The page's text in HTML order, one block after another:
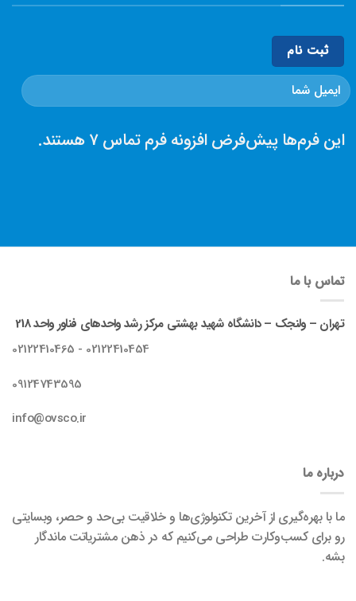
این فرم‌ها پیش‌فرض افزونه فرم تماس 7 هستند.
تماس با ما
تهران – ولنجک – دانشگاه شهید بهشتی مرکز رشد واحدهای فناور واحد 218
02122410454 - 02122410465
09124743595
info@ovsco.ir
درباره ما
ما با بهره‌گیری از آخرین تکنولوژی‌ها و خلاقیت بی‌حد و حصر، وبسایتی
رو برای کسب‌وکارت طراحی می‌کنیم که در ذهن مشتریاتت ماندگار
بشه.